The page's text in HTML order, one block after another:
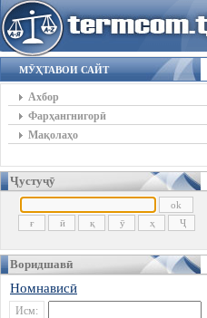
МӮҲТАВОИ САЙТ
Ахбор
Фарҳангнигорӣ
Мақолаҳо
Ҷустуҷӯ
Воридшавӣ
Номнависӣ
Исм: